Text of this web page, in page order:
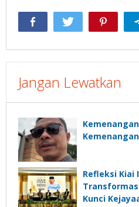
Jangan Lewatkan
Refleksi Kiai
Kunci